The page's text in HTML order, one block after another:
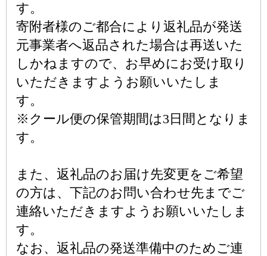
す。
寄附者様のご都合により返礼品が発送
元事業者へ返品された場合は再送いた
しかねますので、お早めにお受け取り
いただきますようお願いいたしま
す。
※クール便の保管期間は3日間となりま
す。
また、返礼品のお届け先変更をご希望
の方は、下記のお問い合わせ先までご
連絡いただきますようお願いいたしま
す。
なお、返礼品の発送準備中のためご連